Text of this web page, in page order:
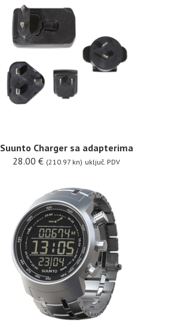
Suunto Charger sa adapterima
28.00 € (210.97 kn) uključ. PDV